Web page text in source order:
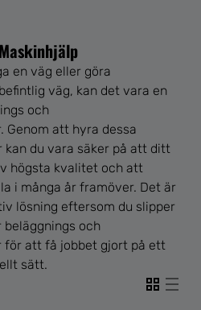
en väg eller göra
väg, kan det vara en
och
Genom att hyra dessa
kan du vara säker på att ditt
högsta kvalitet och att
i många år framöver. Det är
lösning eftersom du slipper
beläggnings och
för att få jobbet gjort på ett
sätt.